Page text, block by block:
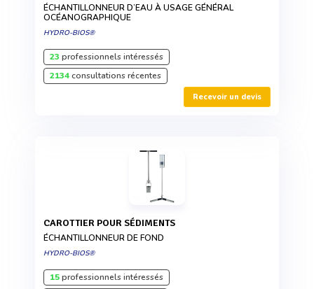
ÉCHANTILLONNEUR D’EAU À USAGE GÉNÉRAL
OCÉANOGRAPHIQUE
HYDRO-BIOS®
23 professionnels intéressés
2134consultations récentes
Recevoir un devis
CAROTTIER POUR SÉDIMENTS
ÉCHANTILLONNEUR DE FOND
HYDRO-BIOS®
15professionnels intéressés